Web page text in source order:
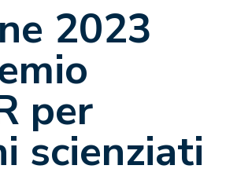
2023
per
scienziati